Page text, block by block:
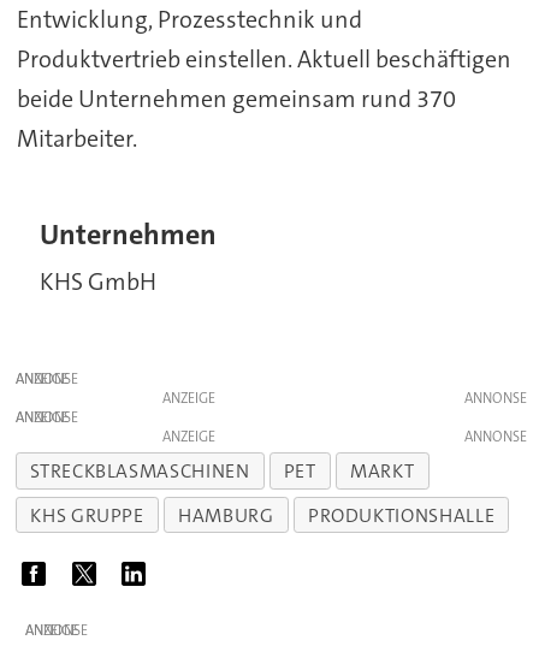
Entwicklung, Prozesstechnik und
Produktvertrieb einstellen. Aktuell beschäftigen
beide Unternehmen gemeinsam rund 370
Mitarbeiter.
Unternehmen
KHS GmbH
ANZEIGE
ANZEIGE
ANZEIGE
ANZEIGE
STRECKBLASMASCHINEN PET
MARKT
KHS GRUPPE
HAMBURG PRODUKTIONSHALLE
ANZEIGE